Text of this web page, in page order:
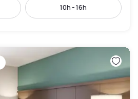
10h - 16h